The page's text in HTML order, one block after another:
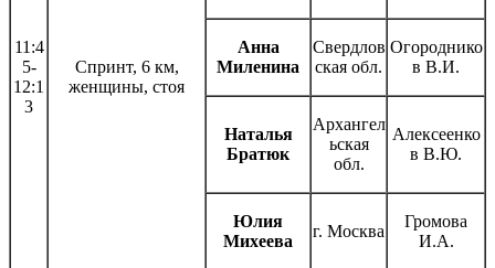
11:4
5-
12:1
3
Спринт, 6 км,
женщины, стоя
Анна
Миленина
Свердлов
ская обл.
Огороднико
в В.И.
Наталья
Братюк
Архангел
ьская
обл.
Алексеенко
в В.Ю.
Юлия
Михеева
г. Москва
Громова
И.А.